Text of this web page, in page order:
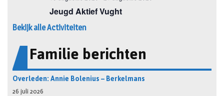
Bekijk alle Activiteiten
Familie berichten
Overleden: Annie Bolenius – Berkelmans
26 juli 2026